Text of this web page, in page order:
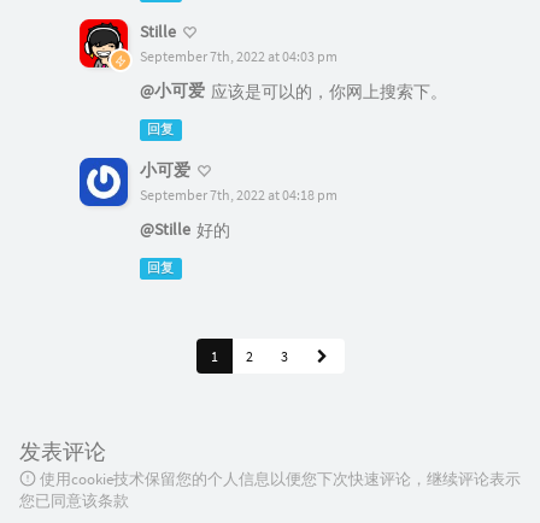
Stille
September 7th, 2022 at 04:03 pm
@小可爱 应该是可以的，你网上搜索下。
回复
小可爱
September 7th, 2022 at 04:18 pm
@Stille 好的
回复
1 2 3
发表评论
使用cookie技术保留您的个人信息以便您下次快速评论，继续评论表示
您已同意该条款